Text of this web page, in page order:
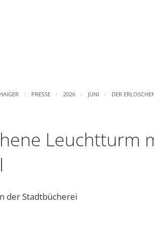
Stellenangebote
PRESSE 2026 JUNI DER
Leuchtturm
der Stadtbücherei